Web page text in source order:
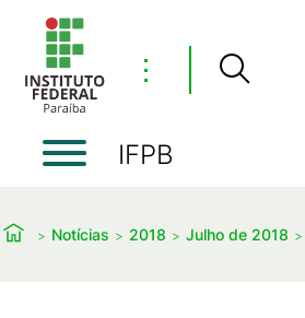
⋮
IFPB
Notícias 2018 Julho de 2018